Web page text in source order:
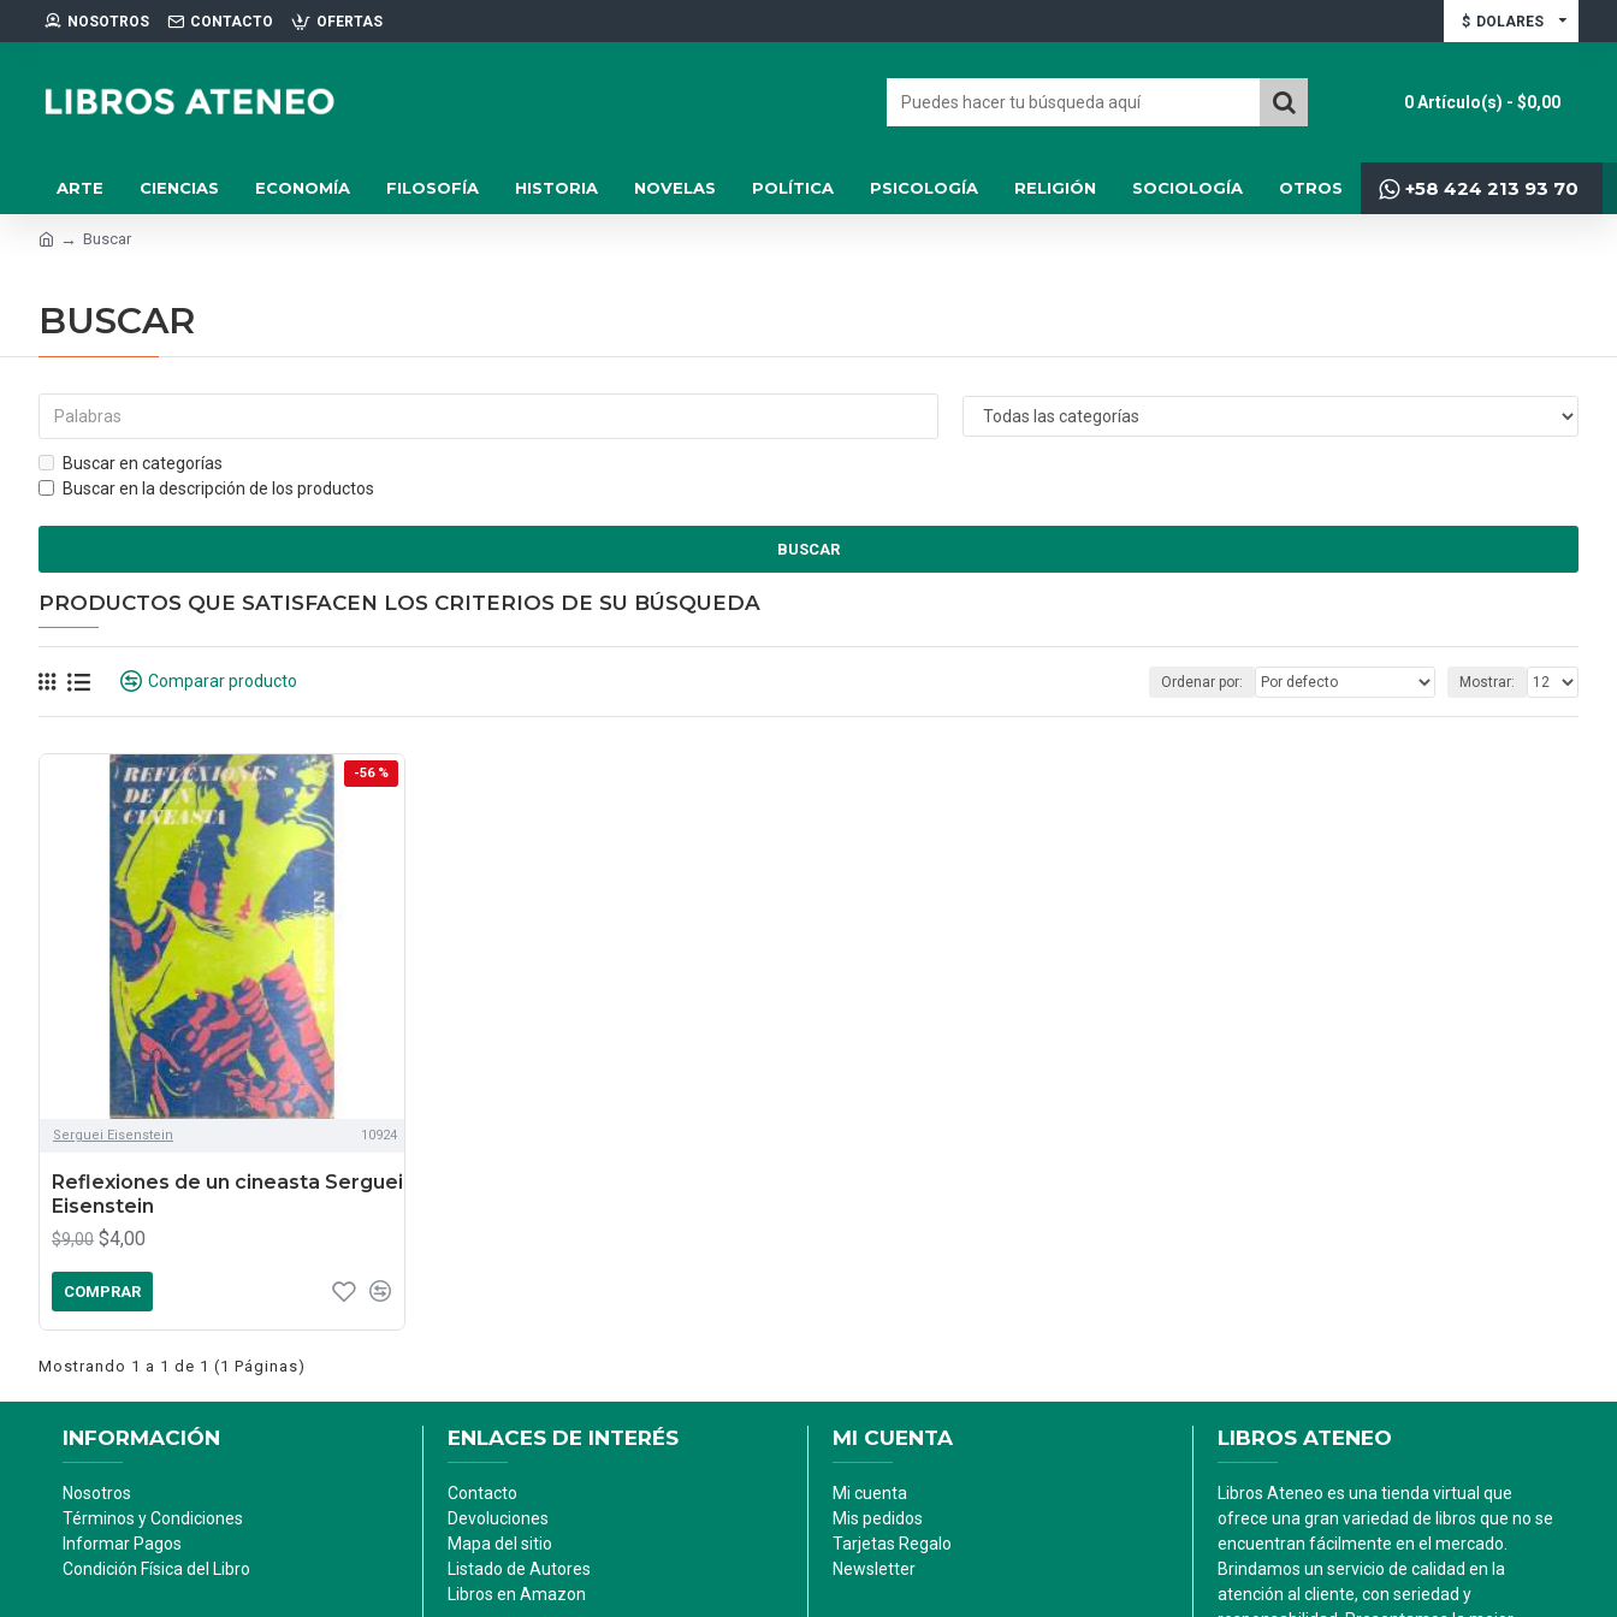
NOSOTROS CONTACTO OFERTAS $ DOLARES
0 Artículo(s) - $0,00
ARTE CIENCIAS ECONOMÍA FILOSOFÍA HISTORIA NOVELAS POLÍTICA PSICOLOGÍA RELIGIÓN SOCIOLOGÍA OTROS +58 424 213 93 70
Buscar
BUSCAR
Buscar en categorías
Buscar en la descripción de los productos
BUSCAR
PRODUCTOS QUE SATISFACEN LOS CRITERIOS DE SU BÚSQUEDA
Comparar producto Ordenar por: Mostrar:
-56 %
Serguei Eisenstein 10924
Reflexiones de un cineasta Serguei
Eisenstein
$9,00 $4,00
COMPRAR
Mostrando 1 a 1 de 1 (1 Páginas)
INFORMACIÓN
Nosotros
Términos y Condiciones
Informar Pagos
Condición Física del Libro
ENLACES DE INTERÉS
Contacto
Devoluciones
Mapa del sitio
Listado de Autores
Libros en Amazon
MI CUENTA
Mi cuenta
Mis pedidos
Tarjetas Regalo
Newsletter
LIBROS ATENEO
Libros Ateneo es una tienda virtual que
ofrece una gran variedad de libros que no se
encuentran fácilmente en el mercado.
Brindamos un servicio de calidad en la
atención al cliente, con seriedad y